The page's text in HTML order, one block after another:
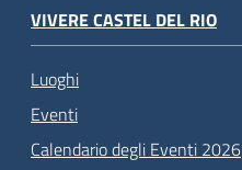
VIVERE CASTEL DEL RIO
Luoghi
Eventi
Calendario degli Eventi 2026